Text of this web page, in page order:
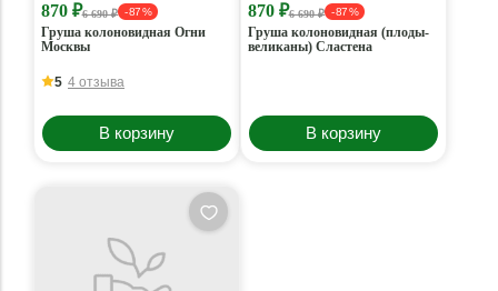
870 ₽6 690 ₽ - 87 %
Груша колоновидная Огни
Москвы
5 4 отзыва
В корзину
870 ₽6 690 ₽ - 87 %
Груша колоновидная (плоды-
великаны) Сластена
В корзину